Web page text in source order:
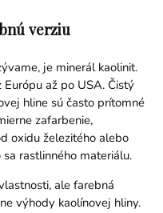
verziu
je minerál kaolinit.
až po USA. Čistý
hline sú často prítomné
zafarbenie,
oxidu železitého alebo
rastlinného materiálu.
ale farebná
výhody kaolínovej hliny.